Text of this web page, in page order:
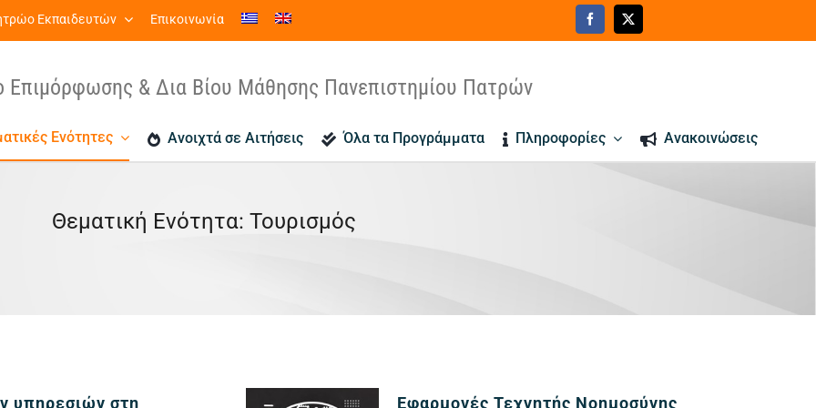
Εκπαιδευτών Επικοινωνία
Επιμόρφωσης & Δια Βίου Μάθησης Πανεπιστημίου Πατρών
Ενότητες Ανοιχτά σε Αιτήσεις Όλα τα Προγράμματα Πληροφορίες Ανακοινώσεις
Θεματική Ενότητα: Τουρισμός
υπηρεσιών στη
Εικόνα Προγράμματος
Εφαρμογές Τεχνητής Νοημοσύνης